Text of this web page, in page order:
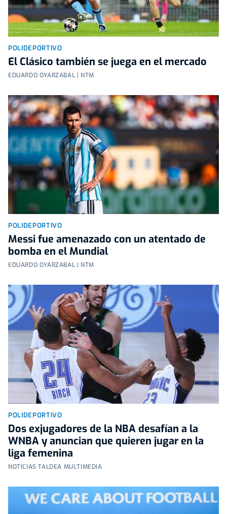
POLIDEPORTIVO
El Clásico también se juega en el mercado
EDUARDO OYARZABAL | NTM
POLIDEPORTIVO
Messi fue amenazado con un atentado de
bomba en el Mundial
EDUARDO OYARZABAL | NTM
POLIDEPORTIVO
Dos exjugadores de la NBA desafían a la
WNBA y anuncian que quieren jugar en la
liga femenina
NOTICIAS TALDEA MULTIMEDIA